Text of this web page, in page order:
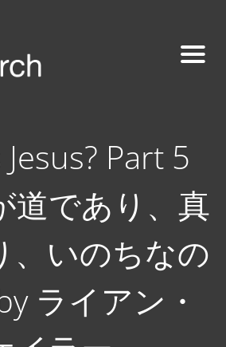
Part 5
道であり、真
、いのちなの
ライアン・